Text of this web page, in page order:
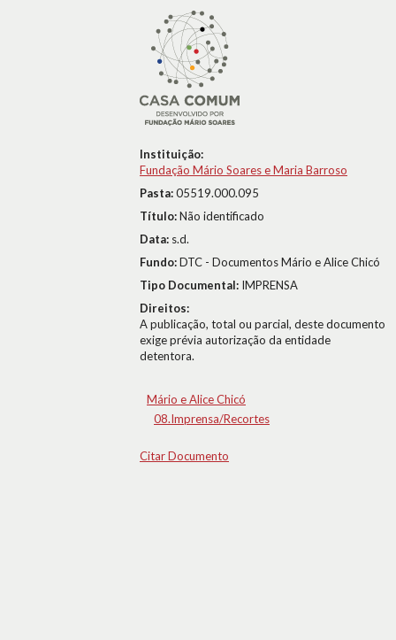
Instituição:
Fundação Mário Soares e Maria Barroso
Pasta:05519.000.095
Título:Não identificado
Data: s.d.
Fundo:DTC - Documentos Mário e Alice Chicó
Tipo Documental: IMPRENSA
Direitos:
A publicação, total ou parcial, deste documento
exige prévia autorização da entidade
detentora.
Mário e Alice Chicó
08.Imprensa/Recortes
Citar Documento